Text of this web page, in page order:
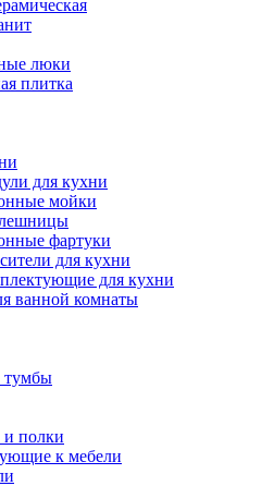
люки
плитка
для кухни
мойки
фартуки
для кухни
для кухни
ванной комнаты
полки
к мебели